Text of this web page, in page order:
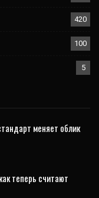
420
100
5
меняет облик
теперь считают